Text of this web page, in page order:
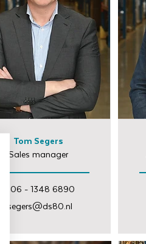
Tom Segers
Sales manager
M 06 - 1348 6890
tsegers@ds80.nl